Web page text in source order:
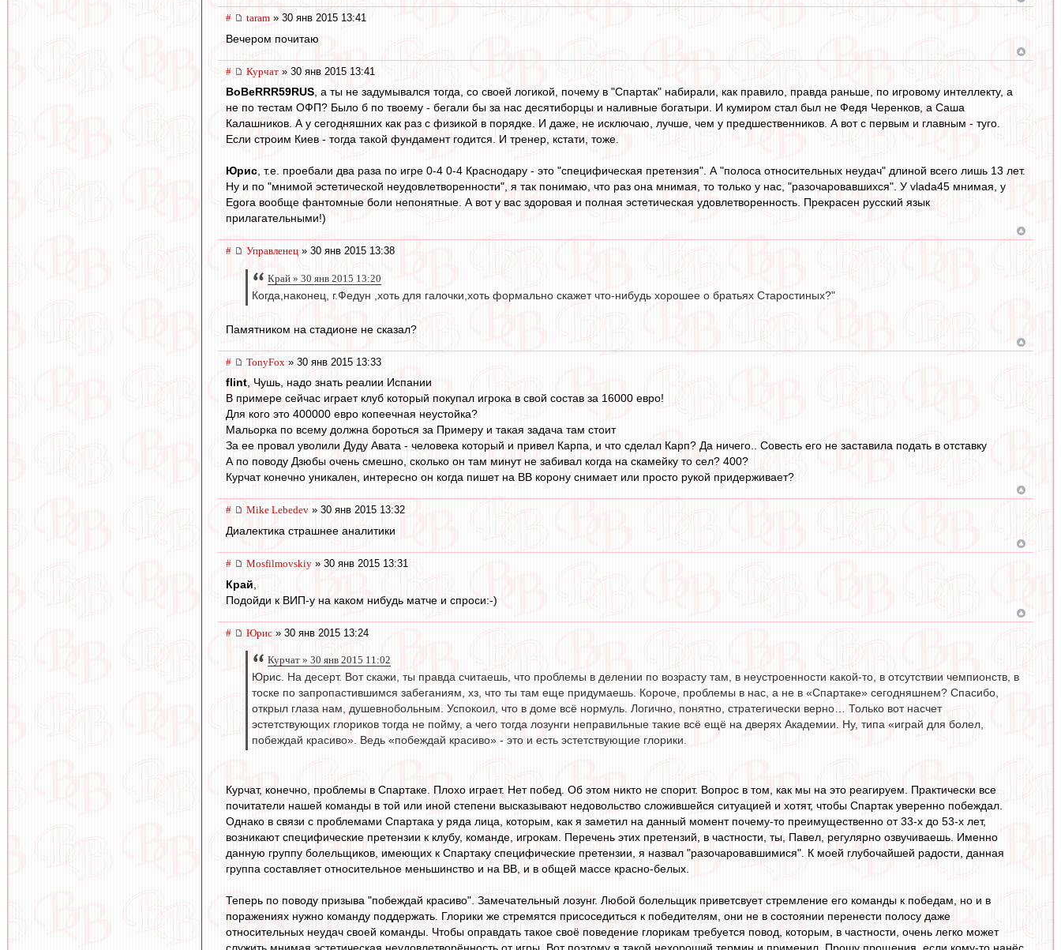
# taram » 30 янв 2015 13:41
Вечером почитаю
# Курчат » 30 янв 2015 13:41
BoBeRRR59RUS, а ты не задумывался тогда, со своей логикой, почему в "Спартак" набирали, как правило, правда раньше, по игровому интеллекту, а
не по тестам ОФП? Было б по твоему - бегали бы за нас десятиборцы и наливные богатыри. И кумиром стал был не Федя Черенков, а Саша
Калашников. А у сегодняшних как раз с физикой в порядке. И даже, не исключаю, лучше, чем у предшественников. А вот с первым и главным - туго.
Если строим Киев - тогда такой фундамент годится. И тренер, кстати, тоже.
Юрис, т.е. проебали два раза по игре 0-4 0-4 Краснодару - это "специфическая претензия". А "полоса относительных неудач" длиной всего лишь 13 лет.
Ну и по "мнимой эстетической неудовлетворенности", я так понимаю, что раз она мнимая, то только у нас, "разочаровавшихся". У vlada45 мнимая, у
Egora вообще фантомные боли непонятные. А вот у вас здоровая и полная эстетическая удовлетворенность. Прекрасен русский язык
прилагательными!)
# Управленец » 30 янв 2015 13:38
Край » 30 янв 2015 13:20
Когда,наконец, г.Федун ,хоть для галочки,хоть формально скажет что-нибудь хорошее о братьях Старостиных?"
Памятником на стадионе не сказал?
# TonyFox » 30 янв 2015 13:33
flint, Чушь, надо знать реалии Испании
В примере сейчас играет клуб который покупал игрока в свой состав за 16000 евро!
Для кого это 400000 евро копеечная неустойка?
Мальорка по всему должна бороться за Примеру и такая задача там стоит
За ее провал уволили Дуду Авата - человека который и привел Карпа, и что сделал Карп? Да ничего.. Совесть его не заставила подать в отставку
А по поводу Дзюбы очень смешно, сколько он там минут не забивал когда на скамейку то сел? 400?
Курчат конечно уникален, интересно он когда пишет на ВВ корону снимает или просто рукой придерживает?
# Mike Lebedev » 30 янв 2015 13:32
Диалектика страшнее аналитики
# Mosfilmovskiy » 30 янв 2015 13:31
Край
Подойди к ВИП-у на каком нибудь матче и спроси:-)
# Юрис » 30 янв 2015 13:24
Курчат » 30 янв 2015 11:02
Юрис. На десерт. Вот скажи, ты правда считаешь, что проблемы в делении по возрасту там, в неустроенности какой-то, в отсутствии чемпионств, в
тоске по запропастившимся забеганиям, хз, что ты там еще придумаешь. Короче, проблемы в нас, а не в «Спартаке» сегодняшнем? Спасибо,
открыл глаза нам, душевнобольным. Успокоил, что в доме всё нормуль. Логично, понятно, стратегически верно… Только вот насчет
эстетствующих глориков тогда не пойму, а чего тогда лозунги неправильные такие всё ещё на дверях Академии. Ну, типа «играй для болел,
побеждай красиво». Ведь «побеждай красиво» - это и есть эстетствующие глорики.
Курчат, конечно, проблемы в Спартаке. Плохо играет. Нет побед. Об этом никто не спорит. Вопрос в том, как мы на это реагируем. Практически все
почитатели нашей команды в той или иной степени высказывают недовольство сложившейся ситуацией и хотят, чтобы Спартак уверенно побеждал.
Однако в связи с проблемами Спартака у ряда лица, которым, как я заметил на данный момент почему-то преимущественно от 33-х до 53-х лет,
возникают специфические претензии к клубу, команде, игрокам. Перечень этих претензий, в частности, ты, Павел, регулярно озвучиваешь. Именно
данную группу болельщиков, имеющих к Спартаку специфические претензии, я назвал "разочаровавшимися". К моей глубочайшей радости, данная
группа составляет относительное меньшинство и на ВВ, и в общей массе красно-белых.
Теперь по поводу призыва "побеждай красиво". Замечательный лозунг. Любой болельщик приветсвует стремление его команды к победам, но и в
поражениях нужно команду поддержать. Глорики же стремятся присоседиться к победителям, они не в состоянии перенести полосу даже
относительных неудач своей команды. Чтобы оправдать такое своё поведение глорикам требуется повод, которым, в частности, очень легко может